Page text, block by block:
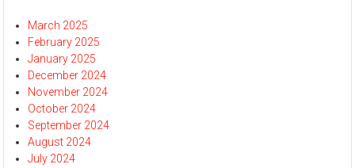
March 2025
February 2025
January 2025
December 2024
November 2024
October 2024
September 2024
August 2024
July 2024